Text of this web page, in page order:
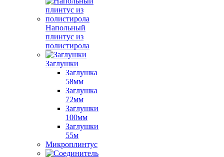
Напольный
плинтус из
полистирола
Заглушки
Заглушка
58мм
Заглушка
72мм
Заглушки
100мм
Заглушки
55м
Микроплинтус